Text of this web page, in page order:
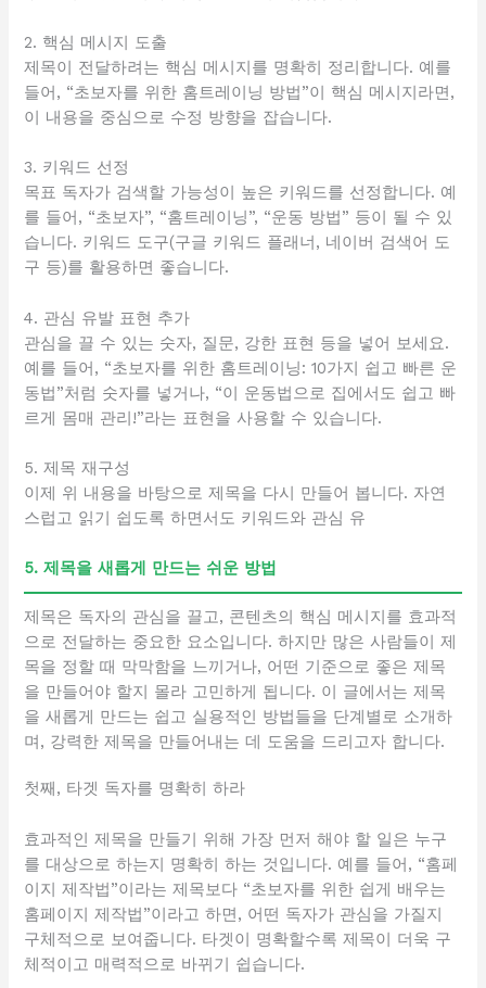
2. 핵심 메시지 도출
제목이 전달하려는 핵심 메시지를 명확히 정리합니다. 예를
들어, “초보자를 위한 홈트레이닝 방법”이 핵심 메시지라면,
이 내용을 중심으로 수정 방향을 잡습니다.
3. 키워드 선정
목표 독자가 검색할 가능성이 높은 키워드를 선정합니다. 예
를 들어, “초보자”, “홈트레이닝”, “운동 방법” 등이 될 수 있
습니다. 키워드 도구(구글 키워드 플래너, 네이버 검색어 도
구 등)를 활용하면 좋습니다.
4. 관심 유발 표현 추가
관심을 끌 수 있는 숫자, 질문, 강한 표현 등을 넣어 보세요.
예를 들어, “초보자를 위한 홈트레이닝: 10가지 쉽고 빠른 운
동법”처럼 숫자를 넣거나, “이 운동법으로 집에서도 쉽고 빠
르게 몸매 관리!”라는 표현을 사용할 수 있습니다.
5. 제목 재구성
이제 위 내용을 바탕으로 제목을 다시 만들어 봅니다. 자연
스럽고 읽기 쉽도록 하면서도 키워드와 관심 유
5. 제목을 새롭게 만드는 쉬운 방법
제목은 독자의 관심을 끌고, 콘텐츠의 핵심 메시지를 효과적
으로 전달하는 중요한 요소입니다. 하지만 많은 사람들이 제
목을 정할 때 막막함을 느끼거나, 어떤 기준으로 좋은 제목
을 만들어야 할지 몰라 고민하게 됩니다. 이 글에서는 제목
을 새롭게 만드는 쉽고 실용적인 방법들을 단계별로 소개하
며, 강력한 제목을 만들어내는 데 도움을 드리고자 합니다.
첫째, 타겟 독자를 명확히 하라
효과적인 제목을 만들기 위해 가장 먼저 해야 할 일은 누구
를 대상으로 하는지 명확히 하는 것입니다. 예를 들어, “홈페
이지 제작법”이라는 제목보다 “초보자를 위한 쉽게 배우는
홈페이지 제작법”이라고 하면, 어떤 독자가 관심을 가질지
구체적으로 보여줍니다. 타겟이 명확할수록 제목이 더욱 구
체적이고 매력적으로 바뀌기 쉽습니다.